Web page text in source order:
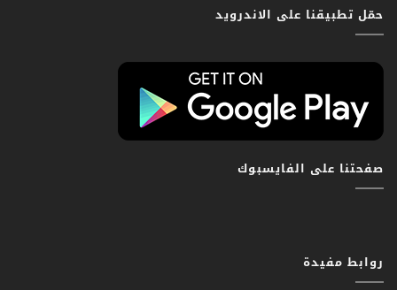
حمّل تطبيقنا على الاندرويد
صفحتنا على الفايسبوك
روابط مفيدة